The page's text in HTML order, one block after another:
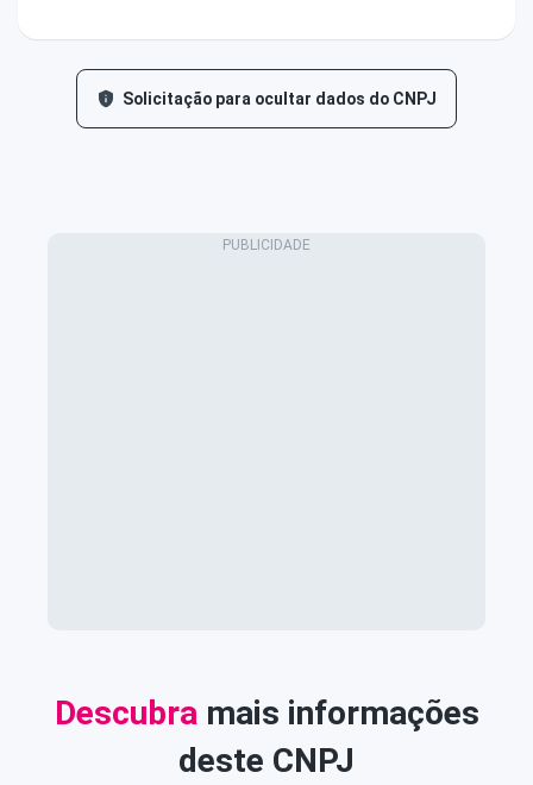
Solicitação para ocultar dados do CNPJ
Descubra mais informações
deste CNPJ